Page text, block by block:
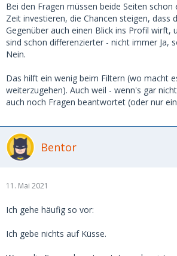
Bei den Fragen müssen beide Seiten schon
Zeit investieren, die Chancen steigen, dass
Gegenüber auch einen Blick ins Profil wirft,
sind schon differenzierter - nicht immer Ja,
Nein.
Das hilft ein wenig beim Filtern (wo macht
weiterzugehen). Auch weil - wenn's gar
auch noch Fragen beantwortet (oder nur
Bentor
11. Mai 2021
Ich gehe häufig so vor:
Ich gebe nichts auf Küsse.